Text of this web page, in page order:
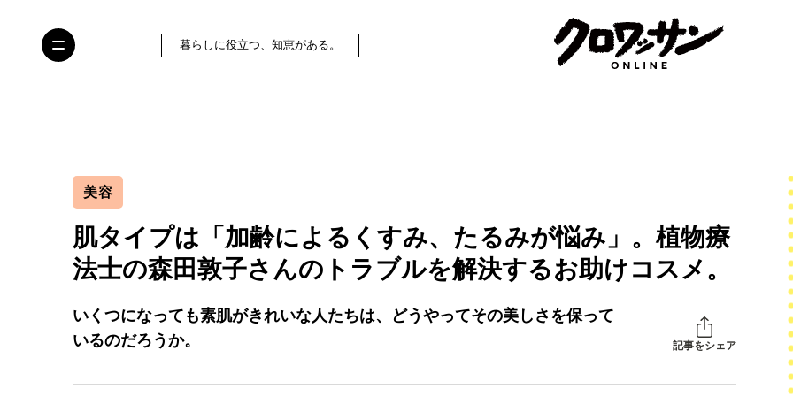
暮らしに役立つ、知恵がある。
美容
肌タイプは「加齢によるくすみ、たるみが悩み」。植物療
法士の森田敦子さんのトラブルを解決するお助けコスメ。
いくつになっても素肌がきれいな人たちは、どうやってその美しさを保って
いるのだろうか。
記事をシェア